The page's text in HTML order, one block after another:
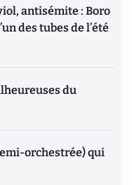
antisémite : Boro
des tubes de l’été
du
orchestrée) qui